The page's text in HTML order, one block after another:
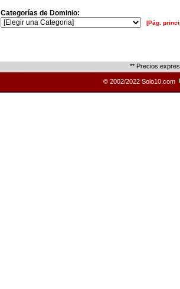
Categorías de Dominio:
[Pág.
** Precios
© 2002/2022 Solo10.com